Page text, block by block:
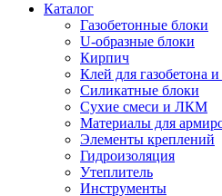
Каталог
Газобетонные блоки
U-образные блоки
Кирпич
Клей для газобетона
Силикатные блоки
Сухие смеси и ЛКМ
Материалы для
Элементы креплений
Гидроизоляция
Утеплитель
Инструменты